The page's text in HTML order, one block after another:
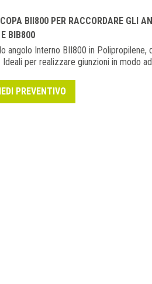
BII800 PER RACCORDARE GLI
BIB800
angolo Interno BII800 in
Ideali per realizzare giunzioni in modo
PREVENTIVO